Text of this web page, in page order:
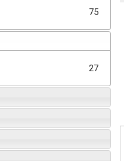
75
27